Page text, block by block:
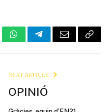
WhatsAppTelegramEmail Copy
NEXT ARTICLE
OPINIÓ